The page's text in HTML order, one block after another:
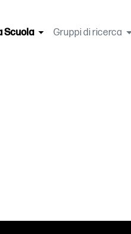
Scuola (current)
Gruppi di ricerca